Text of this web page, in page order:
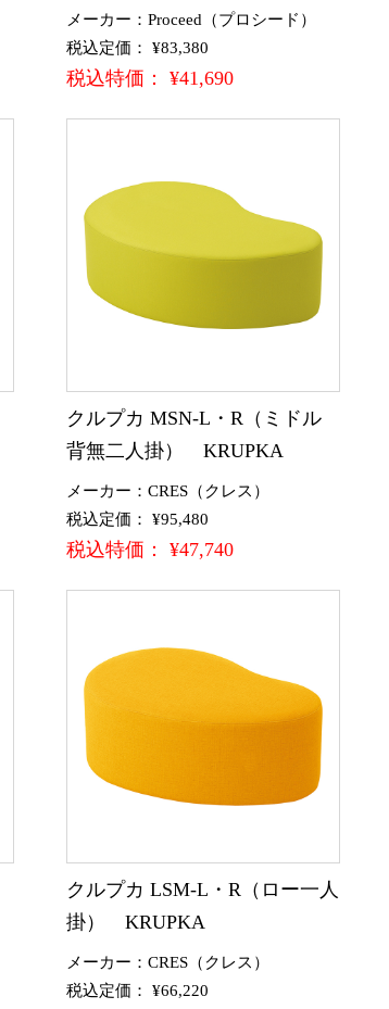
メーカー：Proceed（プロシード）
税込定価： ¥83,380
税込特価： ¥41,690
クルプカ MSN-L・R（ミドル
背無二人掛） KRUPKA
メーカー：CRES（クレス）
税込定価： ¥95,480
税込特価： ¥47,740
クルプカ LSM-L・R（ロー一人
掛） KRUPKA
メーカー：CRES（クレス）
税込定価： ¥66,220